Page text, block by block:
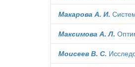
Макарова А. И.
Максимова А. Л.
Моисеев В. С.